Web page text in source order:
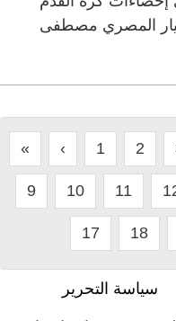
المصري مصطفى
« ‹ 1 2
9 10 11
17 18
سياسة التحرير